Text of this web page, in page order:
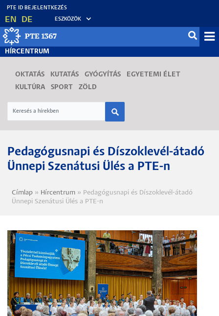
Ugrás
tartalomra
EN DE ESZKÖZÖK
HÍRCENTRUM
OKTATÁS KUTATÁS GYÓGYÍTÁS
EGYETEMI ÉLET
KULTÚRA
SPORT ZÖLD
Pedagógusnapi és Díszoklevél-átadó
Ünnepi Szenátusi Ülés a PTE-n
Morzsa
Címlap Hírcentrum
Pedagógusnapi és Díszoklevél-átadó
Ünnepi Szenátusi Ülés a PTE-n